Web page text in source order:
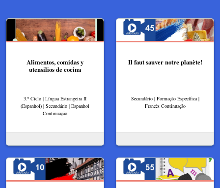
Alimentos, comidas y
utensilios de cocina
3.º Ciclo | Língua Estrangeira II
(Espanhol) | Secundário | Espanhol
Continuação
Il faut sauver notre planète!
Secundário | Formação Específica |
Francês Continuação